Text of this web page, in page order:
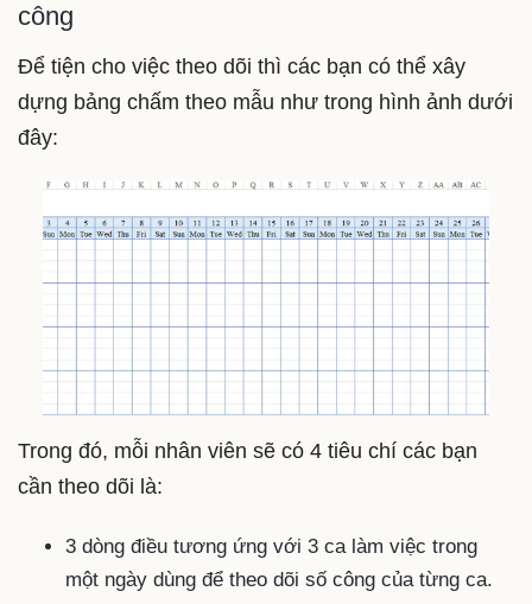
công
Để tiện cho việc theo dõi thì các bạn có thể xây
dựng bảng chấm theo mẫu như trong hình ảnh dưới
đây:
Trong đó, mỗi nhân viên sẽ có 4 tiêu chí các bạn
cần theo dõi là:
3 dòng điều tương ứng với 3 ca làm việc trong
một ngày dùng để theo dõi số công của từng ca.